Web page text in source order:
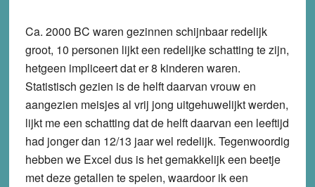
Ca. 2000 BC waren gezinnen schijnbaar redelijk
groot, 10 personen lijkt een redelijke schatting te zijn,
hetgeen impliceert dat er 8 kinderen waren.
Statistisch gezien is de helft daarvan vrouw en
aangezien meisjes al vrij jong uitgehuwelijkt werden,
lijkt me een schatting dat de helft daarvan een leeftijd
had jonger dan 12/13 jaar wel redelijk. Tegenwoordig
hebben we Excel dus is het gemakkelijk een beetje
met deze getallen te spelen, waardoor ik een